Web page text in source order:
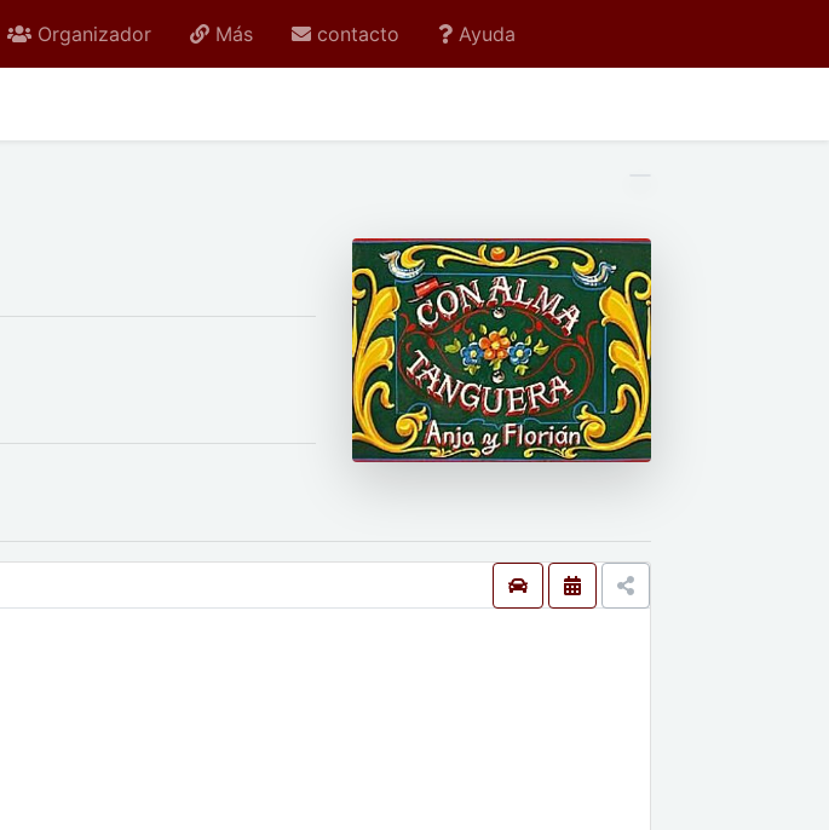
Organizador Más contacto Ayuda